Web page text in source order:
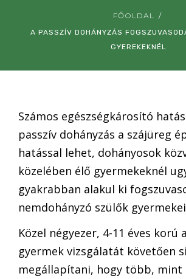
Fogászati cikkek
FŐOLDAL
A PASSZÍV DOHÁNYZÁS
GYEREKEKNÉL
Számos egészségkárosító
passzív dohányzás a szájüreg
hatással lehet, dohányosok
közelében élő gyermekeknél
gyakrabban alakul ki
nemdohányzó szülők
Közel négyezer, 4-11 éves korú
gyermek vizsgálatát követően
megállapítani, hogy több, mint